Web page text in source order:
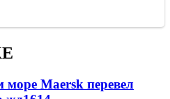
Maersk перевел